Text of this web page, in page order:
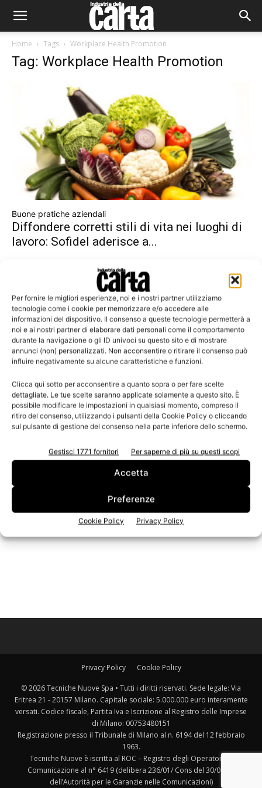
Per fornire le migliori esperienze, noi e i nostri partner utilizziamo
tecnologie come i cookie per memorizzare e/o accedere alle
informazioni del dispositivo. Il consenso a queste tecnologie permetterà a
noi e ai nostri partner di elaborare dati personali come il comportamento
durante la navigazione o gli ID univoci su questo sito e di mostrare
annunci (non) personalizzati. Non acconsentire o ritirare il consenso può
influire negativamente su alcune caratteristiche e funzioni.
Clicca qui sotto per acconsentire a quanto sopra o per fare scelte
dettagliate. Le tue scelte saranno applicate solamente a questo sito. È
possibile modificare le impostazioni in qualsiasi momento, compreso il
ritiro del consenso, utilizzando i pulsanti della Cookie Policy o cliccando
sul pulsante di gestione del consenso nella parte inferiore dello schermo.
Gestisci 1771 fornitori Per saperne di più su questi scopi
Accetta
Preferenze
Cookie Policy Privacy Policy
Home Tags Workplace Health Promotion
Tag: Workplace Health Promotion
Buone pratiche aziendali
Diffondere corretti stili di vita nei luoghi di
lavoro: Sofidel aderisce a...
Leggi la rivista
Edicola Web
Privacy Policy Cookie Policy
© 2026 Tecniche Nuove Spa • Tutti i diritti riservati. Sede legale: Via
Eritrea 21 - 20157 Milano. Capitale sociale: 5.000.000 euro interamente
versati. Codice fiscale, Partita Iva e Iscrizione al Registro delle Imprese
di Milano: 00753480151
Registrazione presso il Tribunale di Milano al n. 6194 del 12 febbraio
1963.
Tecniche Nuove è iscritta al ROC – Registro degli Operatori di
Comunicazione al n° 6419 (delibera 236/01/ Cons del 30/06/01
dell’Autorità per le Garanzie nelle Comunicazioni)